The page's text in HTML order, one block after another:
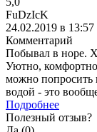
FuDzIcK
24.02.2019 в 13:57
Комментарий
Побывал в норе.
Уютно,
можно попросить
водой - это
Подробнее
Полезный отзыв?